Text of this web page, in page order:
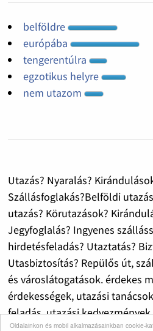
Oldalainkon és mobil alkalmazásainkban cookie-
belföldre
európába
tengerentúlra
egzotikus helyre
nem utazom
Utazás? Nyaralás?
Szállásfoglakás?Belföldi
utazás? Körutazások?
Jegyfoglalás? Ingyenes
hirdetésfeladás? Utaztatás?
Utasbiztosítás? Repülős út,
és városlátogatások. érdekes
érdekességek, utazási
feladás, utazási